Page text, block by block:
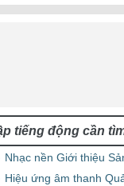
Nhạc nền Giới thiệu
Hiệu ứng âm thanh